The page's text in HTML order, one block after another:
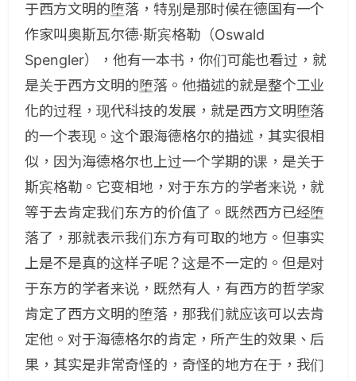
于西方文明的堕落，特别是那时候在德国有一个
作家叫奥斯瓦尔德·斯宾格勒（Oswald
Spengler），他有一本书，你们可能也看过，就
是关于西方文明的堕落。他描述的就是整个工业
化的过程，现代科技的发展，就是西方文明堕落
的一个表现。这个跟海德格尔的描述，其实很相
似，因为海德格尔也上过一个学期的课，是关于
斯宾格勒。它变相地，对于东方的学者来说，就
等于去肯定我们东方的价值了。既然西方已经堕
落了，那就表示我们东方有可取的地方。但事实
上是不是真的这样子呢？这是不一定的。但是对
于东方的学者来说，既然有人，有西方的哲学家
肯定了西方文明的堕落，那我们就应该可以去肯
定他。对于海德格尔的肯定，所产生的效果、后
果，其实是非常奇怪的，奇怪的地方在于，我们